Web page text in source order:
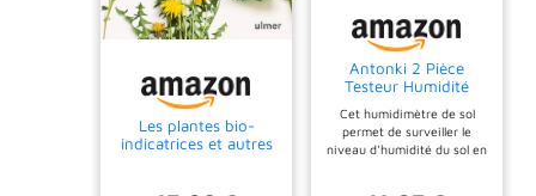
Les plantes bio-
indicatrices et autres
Antonki 2 Pièce
Testeur Humidité
Plante, Testeur
Hydrometre du Sol
Mesureur d'eau du
Cet humidimètre de sol
permet de surveiller le
niveau d'humidité du sol en